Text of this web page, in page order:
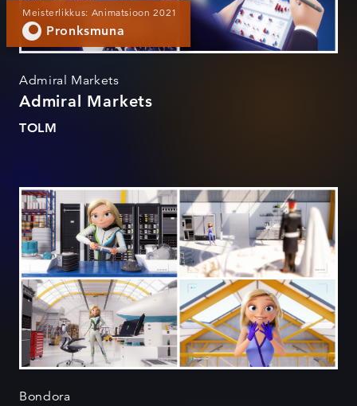
Meisterlikkus: Animatsioon 2021
Pronksmuna
Admiral Markets
Admiral Markets
TOLM
Bondora
Bondora